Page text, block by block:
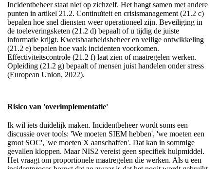
Incidentbeheer staat niet op zichzelf. Het hangt samen met andere
punten in artikel 21.2. Continuïteit en crisismanagement (21.2 c)
bepalen hoe snel diensten weer operationeel zijn. Beveiliging in
de toeleveringsketen (21.2 d) bepaalt of u tijdig de juiste
informatie krijgt. Kwetsbaarheidsbeheer en veilige ontwikkeling
(21.2 e) bepalen hoe vaak incidenten voorkomen.
Effectiviteitscontrole (21.2 f) laat zien of maatregelen werken.
Opleiding (21.2 g) bepaalt of mensen juist handelen onder stress
(European Union, 2022).
Risico van 'overimplementatie'
Ik wil iets duidelijk maken. Incidentbeheer wordt soms een
discussie over tools: 'We moeten SIEM hebben', 'we moeten een
groot SOC', 'we moeten X aanschaffen'. Dat kan in sommige
gevallen kloppen. Maar NIS2 vereist geen specifiek hulpmiddel.
Het vraagt om proportionele maatregelen die werken. Als u een